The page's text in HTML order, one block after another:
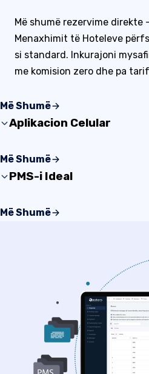
Më shumë rezervime direkte
Menaxhimit të Hoteleve
si standard. Inkurajoni
me komision zero dhe pa
Më Shumë
Aplikacion Celular
Përmirësoni imazhin e
celularin. Shijoni një përvojë
Më Shumë
PMS-i Ideal
Softueri i menaxhimit ju
Më Shumë